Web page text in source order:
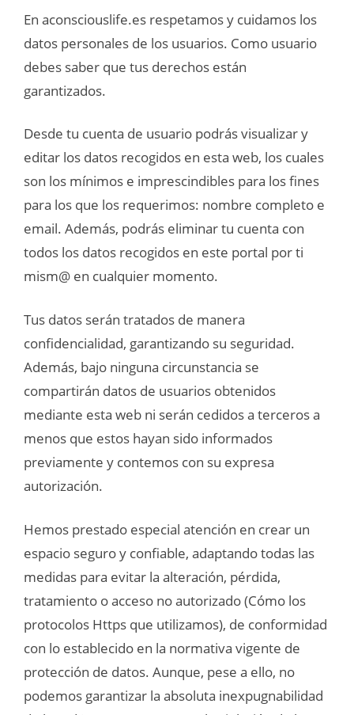
En aconsciouslife.es respetamos y cuidamos los
datos personales de los usuarios. Como usuario
debes saber que tus derechos están
garantizados.
Desde tu cuenta de usuario podrás visualizar y
editar los datos recogidos en esta web, los cuales
son los mínimos e imprescindibles para los fines
para los que los requerimos: nombre completo e
email. Además, podrás eliminar tu cuenta con
todos los datos recogidos en este portal por ti
mism@ en cualquier momento.
Tus datos serán tratados de manera
confidencialidad, garantizando su seguridad.
Además, bajo ninguna circunstancia se
compartirán datos de usuarios obtenidos
mediante esta web ni serán cedidos a terceros a
menos que estos hayan sido informados
previamente y contemos con su expresa
autorización.
Hemos prestado especial atención en crear un
espacio seguro y confiable, adaptando todas las
medidas para evitar la alteración, pérdida,
tratamiento o acceso no autorizado (Cómo los
protocolos Https que utilizamos), de conformidad
con lo establecido en la normativa vigente de
protección de datos. Aunque, pese a ello, no
podemos garantizar la absoluta inexpugnabilidad